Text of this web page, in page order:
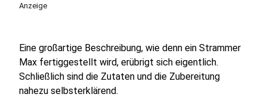
Anzeige
Eine großartige Beschreibung, wie denn ein Strammer
Max fertiggestellt wird, erübrigt sich eigentlich.
Schließlich sind die Zutaten und die Zubereitung
nahezu selbsterklärend.